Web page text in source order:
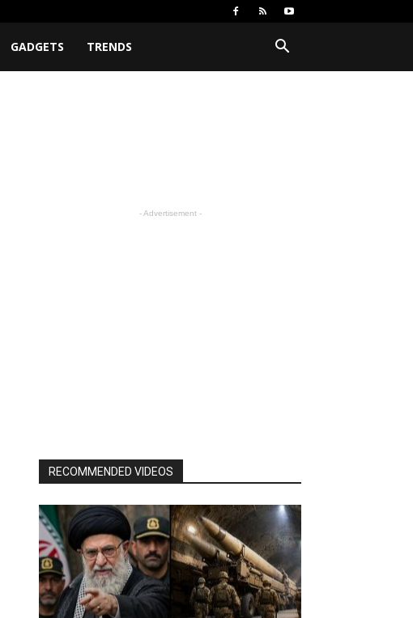
GADGETS TRENDS
- Advertisement -
RECOMMENDED VIDEOS